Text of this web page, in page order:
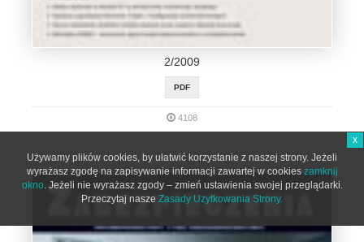
2/2009
PDF
4108
x
Używamy plików cookies, by ułatwić korzystanie z naszej strony. Jeżeli
wyrażasz zgodę na zapisywanie informacji zawartej w cookies zamknij
okno. Jeżeli nie wyrażasz zgody – zmień ustawienia swojej przeglądarki.
Przeczytaj nasze Zasady Użytkowania Strony.